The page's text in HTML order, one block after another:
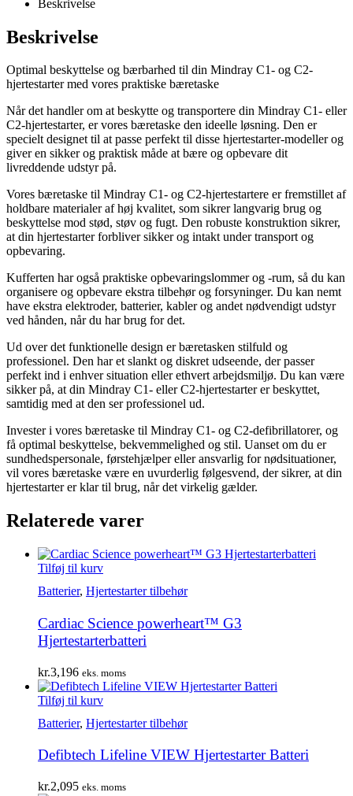
Beskrivelse
Beskrivelse
Optimal beskyttelse og bærbarhed til din Mindray C1- og C2-
hjertestarter med vores praktiske bæretaske
Når det handler om at beskytte og transportere din Mindray C1- eller
C2-hjertestarter, er vores bæretaske den ideelle løsning. Den er
specielt designet til at passe perfekt til disse hjertestarter-modeller og
giver en sikker og praktisk måde at bære og opbevare dit
livreddende udstyr på.
Vores bæretaske til Mindray C1- og C2-hjertestartere er fremstillet af
holdbare materialer af høj kvalitet, som sikrer langvarig brug og
beskyttelse mod stød, støv og fugt. Den robuste konstruktion sikrer,
at din hjertestarter forbliver sikker og intakt under transport og
opbevaring.
Kufferten har også praktiske opbevaringslommer og -rum, så du kan
organisere og opbevare ekstra tilbehør og forsyninger. Du kan nemt
have ekstra elektroder, batterier, kabler og andet nødvendigt udstyr
ved hånden, når du har brug for det.
Ud over det funktionelle design er bæretasken stilfuld og
professionel. Den har et slankt og diskret udseende, der passer
perfekt ind i enhver situation eller ethvert arbejdsmiljø. Du kan være
sikker på, at din Mindray C1- eller C2-hjertestarter er beskyttet,
samtidig med at den ser professionel ud.
Invester i vores bæretaske til Mindray C1- og C2-defibrillatorer, og
få optimal beskyttelse, bekvemmelighed og stil. Uanset om du er
sundhedspersonale, førstehjælper eller ansvarlig for nødsituationer,
vil vores bæretaske være en uvurderlig følgesvend, der sikrer, at din
hjertestarter er klar til brug, når det virkelig gælder.
Relaterede varer
Tilføj til kurv
Batterier, Hjertestarter tilbehør
Cardiac Science powerheart™ G3
Hjertestarterbatteri
kr.3,196 eks. moms
Tilføj til kurv
Batterier, Hjertestarter tilbehør
Defibtech Lifeline VIEW Hjertestarter Batteri
kr.2,095 eks. moms